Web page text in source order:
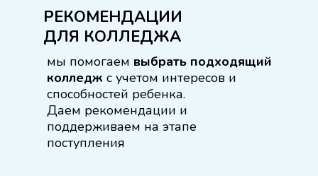
мы помогаем выбрать подходящий
колледж с учетом интересов и
способностей ребенка.
Даем рекомендации и
поддерживаем на этапе
поступления
РЕКОМЕНДАЦИИ
ДЛЯ КОЛЛЕДЖА